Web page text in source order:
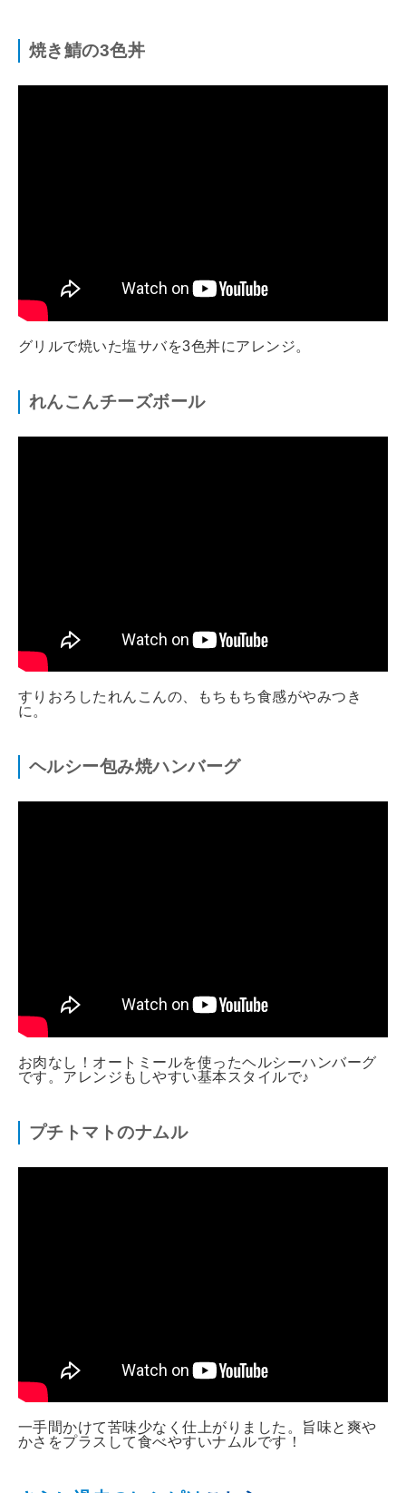
焼き鯖の3色丼
グリルで焼いた塩サバを3色丼にアレンジ。
れんこんチーズボール
すりおろしたれんこんの、もちもち食感がやみつき
に。
ヘルシー包み焼ハンバーグ
お肉なし！オートミールを使ったヘルシーハンバーグ
です。アレンジもしやすい基本スタイルで♪
プチトマトのナムル
一手間かけて苦味少なく仕上がりました。旨味と爽や
かさをプラスして食べやすいナムルです！